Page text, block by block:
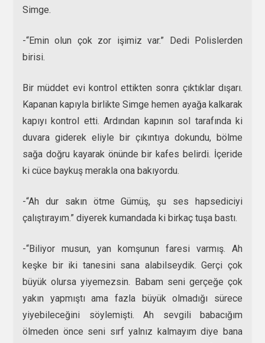
Simge.
-“Emin olun çok zor işimiz var.” Dedi Polislerden
birisi.
Bir müddet evi kontrol ettikten sonra çıktıklar dışarı.
Kapanan kapıyla birlikte Simge hemen ayağa kalkarak
kapıyı kontrol etti. Ardından kapının sol tarafında ki
duvara giderek eliyle bir çıkıntıya dokundu, bölme
sağa doğru kayarak önünde bir kafes belirdi. İçeride
ki cüce baykuş merakla ona bakıyordu.
-“Ah dur sakın ötme Gümüş, şu ses hapsediciyi
çalıştırayım.” diyerek kumandada ki birkaç tuşa bastı.
-“Biliyor musun, yan komşunun faresi varmış. Ah
keşke bir iki tanesini sana alabilseydik. Gerçi çok
büyük olursa yiyemezsin. Babam seni gerçeğe çok
yakın yapmıştı ama fazla büyük olmadığı sürece
yiyebileceğini söylemişti. Ah sevgili babacığım
ölmeden önce seni sırf yalnız kalmayım diye bana